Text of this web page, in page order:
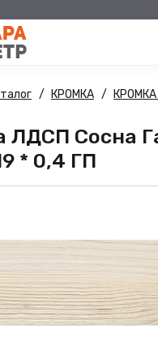
КРОМКА
ЛДСП Сосна
* 0,4 ГП